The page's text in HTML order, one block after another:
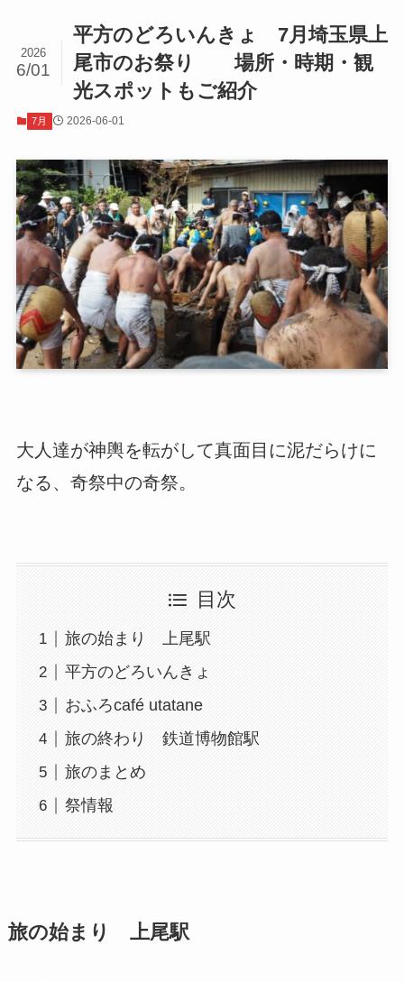
平方のどろいんきょ 7月埼玉県上
尾市のお祭り 場所・時期・観
光スポットもご紹介
2026
6/01
7月 2026-06-01
大人達が神輿を転がして真面目に泥だらけに
なる、奇祭中の奇祭。
目次
旅の始まり 上尾駅
平方のどろいんきょ
おふろcafé utatane
旅の終わり 鉄道博物館駅
旅のまとめ
祭情報
旅の始まり 上尾駅